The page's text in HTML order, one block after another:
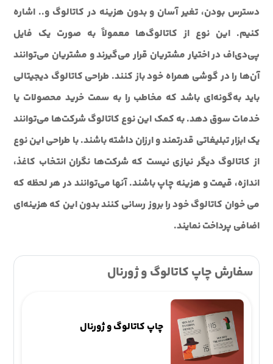
دسترس بودن، تغیر آسان و بدون هزینه در کاتالوگ و.. اشاره
کنیم. این نوع از کاتالوگ‌ها معمولاً به صورت یک فایل
پی‌دی‌اف در اختیار مشتریان قرار می‌گیرند و مشتریان می‌توانند
آن‌ها را در گوشی همراه خود باز کنند. طراحی کاتالوگ دیجیتالی
باید به‌گونه‌ای باشد که مخاطب را به سمت خرید محصولات یا
خدمات سوق دهد. به کمک این نوع کاتالوگ شرکت‌ها می‌توانند
یک ابزار تبلیغاتی قدرتمند و ارزان داشته باشند. با طراحی این نوع
از کاتالوگ دیگر نیازی نیست که شرکت‌ها نگران انتخاب کاغذ،
اندازه، قیمت و هزینه چاپ باشند. آنها می‌توانند در هر لحظه که
می خوان کاتالوگ خود را بروز رسانی کنند بدون این که هزینه‌ای
اضافی پرداخت نمایند.
سفارش چاپ کاتالوگ و ژورنال
چاپ کاتالوگ و ژورنال